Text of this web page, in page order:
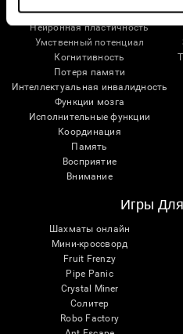
Нейроны
Нейронная пластичность
Умственный потенциал
Когнитивность
Потеря памяти
Интеллектуальная инвалидность
Функции мозга
Исполнительные функции
Координация
Память
Восприятие
Внимание
Игры
Шахматы онлайн
Мини-кроссворд
Fruit Frenzy
Pipe Panic
Crystal Miner
Солитер
Robo Factory